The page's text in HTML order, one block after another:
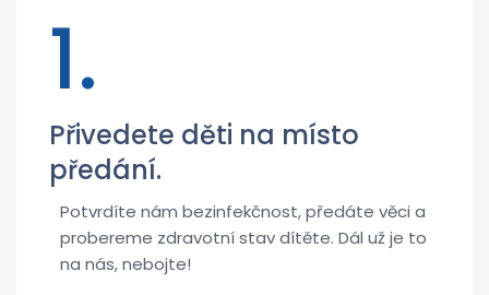
1.
Přivedete děti na místo
předání.
Potvrdíte nám bezinfekčnost, předáte věci a
probereme zdravotní stav dítěte. Dál už je to
na nás, nebojte!